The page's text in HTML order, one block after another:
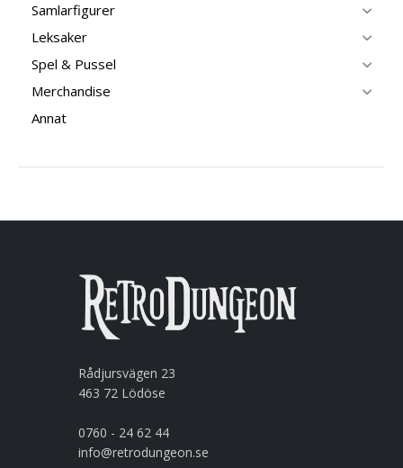
Samlarfigurer
Leksaker
Spel & Pussel
Merchandise
Annat
Rådjursvägen 23
463 72 Lödöse
0760 - 24 62 44
info@retrodungeon.se